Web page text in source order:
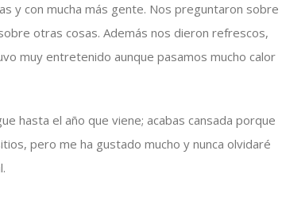
y con mucha más gente. Nos preguntaron sobre
otras cosas. Además nos dieron refrescos,
muy entretenido aunque pasamos mucho calor
hasta el año que viene; acabas cansada porque
pero me ha gustado mucho y nunca olvidaré